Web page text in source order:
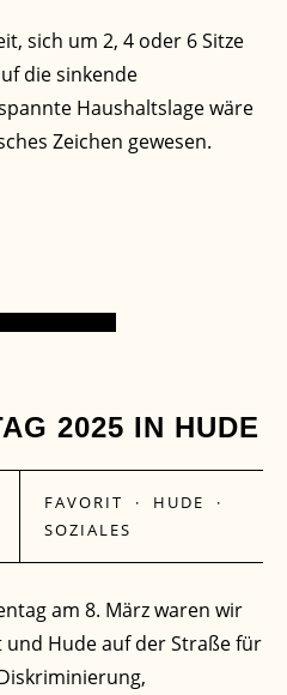
sich um 2, 4 oder 6 Sitze
die sinkende
Haushaltslage wäre
Zeichen gewesen.
2025 IN HUDE
FAVORIT · HUDE ·
SOZIALES
am 8. März waren wir
Hude auf der Straße für